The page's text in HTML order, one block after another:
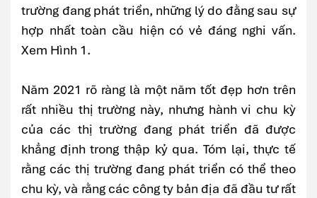
trường đang phát triển, những lý do đằng sau sự
hợp nhất toàn cầu hiện có vẻ đáng nghi vấn.
Xem Hình 1.
Năm 2021 rõ ràng là một năm tốt đẹp hơn trên
rất nhiều thị trường này, nhưng hành vi chu kỳ
của các thị trường đang phát triển đã được
khẳng định trong thập kỷ qua. Tóm lại, thực tế
rằng các thị trường đang phát triển có thể theo
chu kỳ, và rằng các công ty bản địa đã đầu tư rất